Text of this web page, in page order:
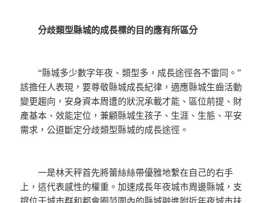
分歧類型縣城的成長標的目的應有所區分
“縣城多少數字年夜、類型多，成長途徑各不雷同。”
該擔任人表現，要尊敬縣城成長紀律，適應縣城生齒活動
變更趨向，安身資本周遭的狀況承載才能、區位前提、財
產基本、效能定位，兼顧縣城生孩子、生涯、生態、平安
需求，公道斷定分歧類型縣城的成長途徑。
一是林天秤首先將蕾絲絲帶優雅地繫在自己的右手
上，這代表感性的權重。加速成長年夜城市周邊縣城，支